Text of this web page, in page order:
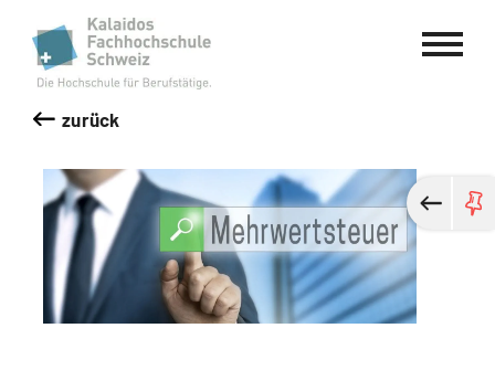
Kalaidos Fachhochschule Schweiz
zurück